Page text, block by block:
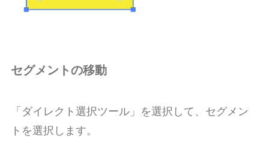
セグメントの移動
「ダイレクト選択ツール」を選択して、セグメン
トを選択します。